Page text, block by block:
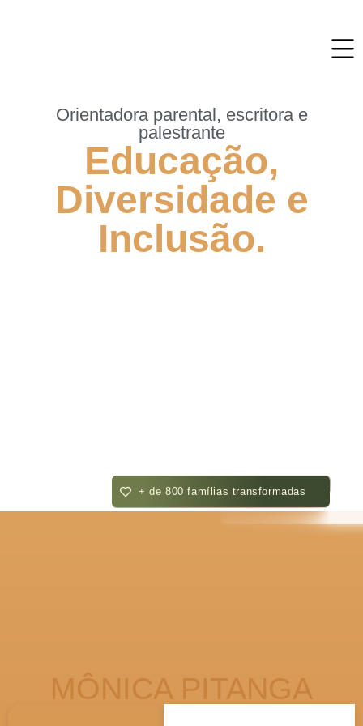
Orientadora parental, escritora e
palestrante
Educação,
Diversidade e
Inclusão.
+ de 800 famílias transformadas
MÔNICA PITANGA